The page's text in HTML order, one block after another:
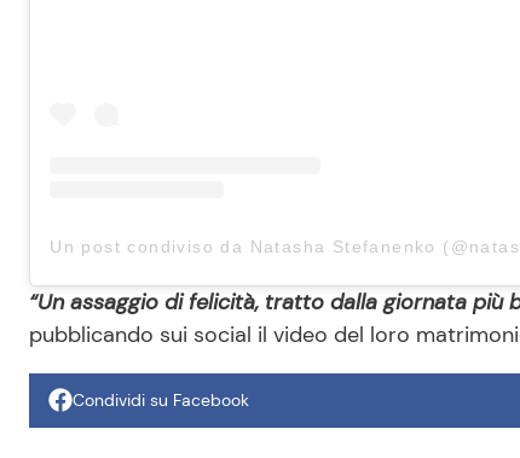
Un post condiviso da Natasha Stefanenko
“Un assaggio di felicità, tratto dalla giornata più
pubblicando sui social il video del loro
Condividi su Facebook